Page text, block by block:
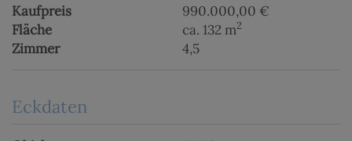
Kaufpreis
990.000,00 €
Fläche
ca. 132 m2
Zimmer 4,5
Eckdaten